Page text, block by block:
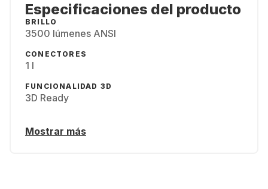
Especificaciones del producto
BRILLO
3500 lúmenes ANSI
CONECTORES
1 l
FUNCIONALIDAD 3D
3D Ready
Mostrar más